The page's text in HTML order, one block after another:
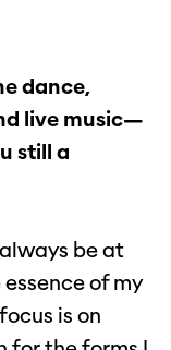
dance,
live music—
still a
be at
of my
is on